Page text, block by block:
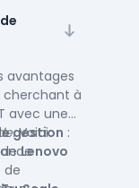
avantages
cherchant à
avec une
. Voici
deLenovo
gestion :
de